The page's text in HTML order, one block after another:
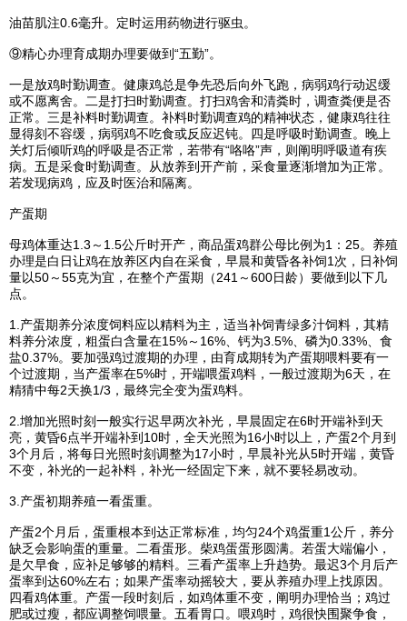
油苗肌注0.6毫升。定时运用药物进行驱虫。
⑨精心办理育成期办理要做到“五勤”。
一是放鸡时勤调查。健康鸡总是争先恐后向外飞跑，病弱鸡行动迟缓
或不愿离舍。二是打扫时勤调查。打扫鸡舍和清粪时，调查粪便是否
正常。三是补料时勤调查。补料时勤调查鸡的精神状态，健康鸡往往
显得刻不容缓，病弱鸡不吃食或反应迟钝。四是呼吸时勤调查。晚上
关灯后倾听鸡的呼吸是否正常，若带有“咯咯”声，则阐明呼吸道有疾
病。五是采食时勤调查。从放养到开产前，采食量逐渐增加为正常。
若发现病鸡，应及时医治和隔离。
产蛋期
母鸡体重达1.3～1.5公斤时开产，商品蛋鸡群公母比例为1：25。养殖
办理是白日让鸡在放养区内自在采食，早晨和黄昏各补饲1次，日补饲
量以50～55克为宜，在整个产蛋期（241～600日龄）要做到以下几
点。
1.产蛋期养分浓度饲料应以精料为主，适当补饲青绿多汁饲料，其精
料养分浓度，粗蛋白含量在15%～16%、钙为3.5%、磷为0.33%、食
盐0.37%。要加强鸡过渡期的办理，由育成期转为产蛋期喂料要有一
个过渡期，当产蛋率在5%时，开端喂蛋鸡料，一般过渡期为6天，在
精猜中每2天换1/3，最终完全变为蛋鸡料。
2.增加光照时刻一般实行迟早两次补光，早晨固定在6时开端补到天
亮，黄昏6点半开端补到10时，全天光照为16小时以上，产蛋2个月到
3个月后，将每日光照时刻调整为17小时，早晨补光从5时开端，黄昏
不变，补光的一起补料，补光一经固定下来，就不要轻易改动。
3.产蛋初期养殖一看蛋重。
产蛋2个月后，蛋重根本到达正常标准，均匀24个鸡蛋重1公斤，养分
缺乏会影响蛋的重量。二看蛋形。柴鸡蛋蛋形圆满。若蛋大端偏小，
是欠早食，应补足够够的精料。三看产蛋率上升趋势。最迟3个月后产
蛋率到达60%左右；如果产蛋率动摇较大，要从养殖办理上找原因。
四看鸡体重。产蛋一段时刻后，如鸡体重不变，阐明办理恰当；鸡过
肥或过瘦，都应调整饲喂量。五看胃口。喂鸡时，鸡很快围聚争食，